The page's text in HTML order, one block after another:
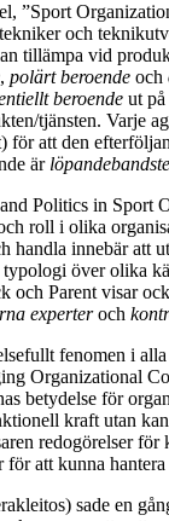
”Sport
och
tillämpa vid
, polärt beroende och
beroende ut
tjänsten. Varje
för att den
är
Politics in Sport
roll i olika
handla innebär att
över olika
och Parent visar
experteroch
fenomen i
Organizational
betydelse för
kraft utan
redogörelser
för att kunna
sade en